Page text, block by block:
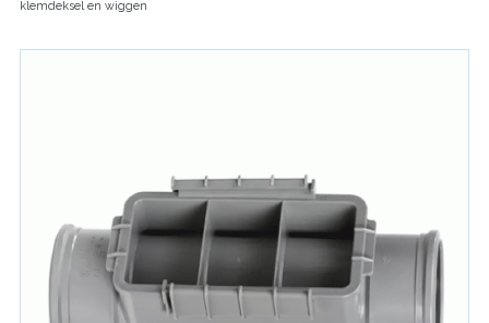
klemdeksel en wiggen